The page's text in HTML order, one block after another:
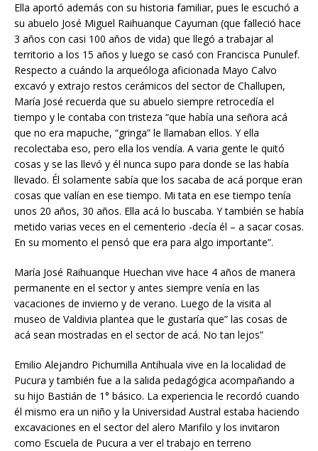
Ella aportó además con su historia familiar, pues le escuchó a
su abuelo José Miguel Raihuanque Cayuman (que falleció hace
3 años con casi 100 años de vida) que llegó a trabajar al
territorio a los 15 años y luego se casó con Francisca Punulef.
Respecto a cuándo la arqueóloga aficionada Mayo Calvo
excavó y extrajo restos cerámicos del sector de Challupen,
María José recuerda que su abuelo siempre retrocedía el
tiempo y le contaba con tristeza “que había una señora acá
que no era mapuche, “gringa” le llamaban ellos. Y ella
recolectaba eso, pero ella los vendía. A varia gente le quitó
cosas y se las llevó y él nunca supo para donde se las había
llevado. Él solamente sabía que los sacaba de acá porque eran
cosas que valían en ese tiempo. Mi tata en ese tiempo tenía
unos 20 años, 30 años. Ella acá lo buscaba. Y también se había
metido varias veces en el cementerio -decía él – a sacar cosas.
En su momento el pensó que era para algo importante”.
María José Raihuanque Huechan vive hace 4 años de manera
permanente en el sector y antes siempre venía en las
vacaciones de invierno y de verano. Luego de la visita al
museo de Valdivia plantea que le gustaría que” las cosas de
acá sean mostradas en el sector de acá. No tan lejos”
Emilio Alejandro Pichumilla Antihuala vive en la localidad de
Pucura y también fue a la salida pedagógica acompañando a
su hijo Bastián de 1° básico. La experiencia le recordó cuando
él mismo era un niño y la Universidad Austral estaba haciendo
excavaciones en el sector del alero Marifilo y los invitaron
como Escuela de Pucura a ver el trabajo en terreno